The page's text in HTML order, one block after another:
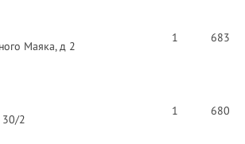
Маяка, д 2
1 683
30/2
1 680